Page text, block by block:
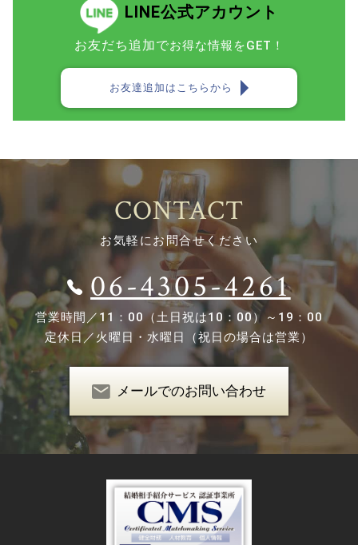
LINE公式アカウント
お友だち追加でお得な情報をGET！
お友達追加はこちらから
CONTACT
お気軽にお問合せください
06-4305-4261
営業時間／11：00（土日祝は10：00）～19：00
定休日／火曜日・水曜日（祝日の場合は営業）
メールでのお問い合わせ